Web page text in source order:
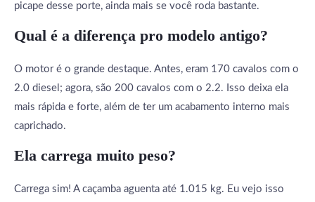
picape desse porte, ainda mais se você roda bastante.
Qual é a diferença pro modelo antigo?
O motor é o grande destaque. Antes, eram 170 cavalos com o
2.0 diesel; agora, são 200 cavalos com o 2.2. Isso deixa ela
mais rápida e forte, além de ter um acabamento interno mais
caprichado.
Ela carrega muito peso?
Carrega sim! A caçamba aguenta até 1.015 kg. Eu vejo isso